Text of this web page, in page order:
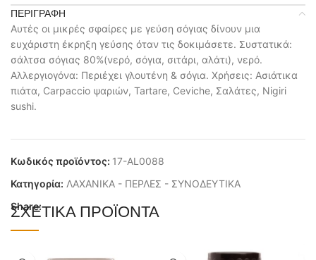
ΠΕΡΙΓΡΑΦΉ
Αυτές οι μικρές σφαίρες με γεύση σόγιας δίνουν μια
ευχάριστη έκρηξη γεύσης όταν τις δοκιμάσετε. Συστατικά:
σάλτσα σόγιας 80%(νερό, σόγια, σιτάρι, αλάτι), νερό.
Αλλεργιογόνα: Περιέχει γλουτένη & σόγια. Χρήσεις: Ασιάτικα
πιάτα, Carpaccio ψαριών, Tartare, Ceviche, Σαλάτες, Nigiri
sushi.
Κωδικός προϊόντος: 17-AL0088
Κατηγορία: ΛΑΧΑΝΙΚΑ - ΠΕΡΛΕΣ - ΣΥΝΟΔΕΥΤΙΚΑ
Share:
ΣΧΕΤΙΚΆ ΠΡΟΪΌΝΤΑ